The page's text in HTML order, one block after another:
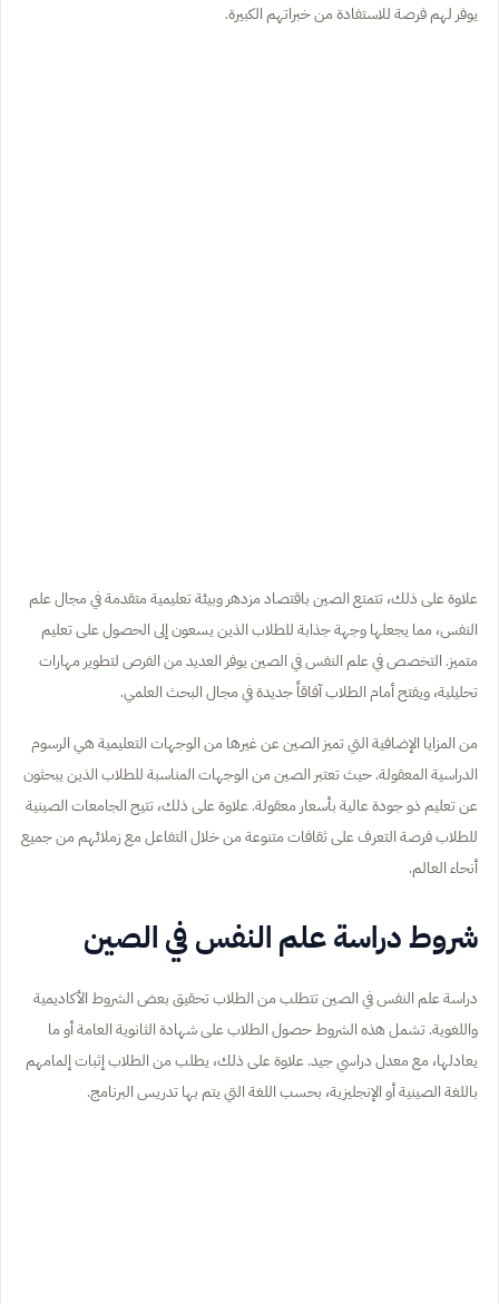
يوفر لهم فرصة للاستفادة من خبراتهم الكبيرة.
علاوة على ذلك، تتمتع الصين باقتصاد مزدهر وبيئة تعليمية متقدمة في مجال علم
النفس، مما يجعلها وجهة جذابة للطلاب الذين يسعون إلى الحصول على تعليم
متميز. التخصص في علم النفس في الصين يوفر العديد من الفرص لتطوير مهارات
تحليلية، ويفتح أمام الطلاب آفاقاً جديدة في مجال البحث العلمي.
من المزايا الإضافية التي تميز الصين عن غيرها من الوجهات التعليمية هي الرسوم
الدراسية المعقولة. حيث تعتبر الصين من الوجهات المناسبة للطلاب الذين يبحثون
عن تعليم ذو جودة عالية بأسعار معقولة. علاوة على ذلك، تتيح الجامعات الصينية
للطلاب فرصة التعرف على ثقافات متنوعة من خلال التفاعل مع زملائهم من جميع
أنحاء العالم.
شروط دراسة علم النفس في الصين
دراسة علم النفس في الصين تتطلب من الطلاب تحقيق بعض الشروط الأكاديمية
واللغوية. تشمل هذه الشروط حصول الطلاب على شهادة الثانوية العامة أو ما
يعادلها، مع معدل دراسي جيد. علاوة على ذلك، يطلب من الطلاب إثبات إلمامهم
باللغة الصينية أو الإنجليزية، بحسب اللغة التي يتم بها تدريس البرنامج.